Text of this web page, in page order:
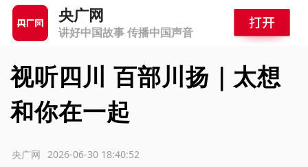
央广网
讲好中国故事 传播中国声音
视听四川 百部川扬｜太想
和你在一起
2026-06-30 18:40:52
央广网